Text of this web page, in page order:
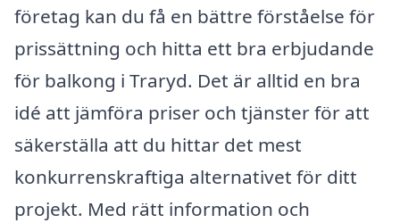
företag kan du få en bättre förståelse för
prissättning och hitta ett bra erbjudande
för balkong i Traryd. Det är alltid en bra
idé att jämföra priser och tjänster för att
säkerställa att du hittar det mest
konkurrenskraftiga alternativet för ditt
projekt. Med rätt information och